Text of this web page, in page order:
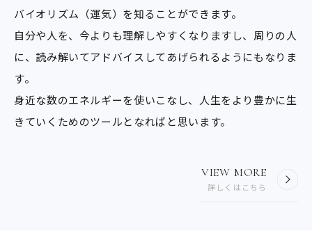
バイオリズム（運気）を知ることができます。
自分や人を、今よりも理解しやすくなりますし、周りの人
に、読み解いてアドバイスしてあげられるようにもなりま
す。
身近な数のエネルギーを使いこなし、人生をより豊かに生
きていくためのツールとなればと思います。
VIEW MORE
詳しくはこちら